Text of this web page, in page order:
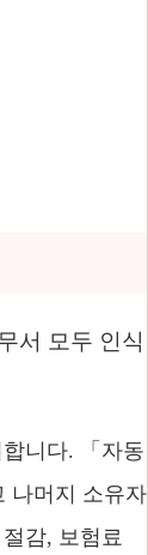
서 모두 인식
니다. 「자동
나머지 소유자
감, 보험료